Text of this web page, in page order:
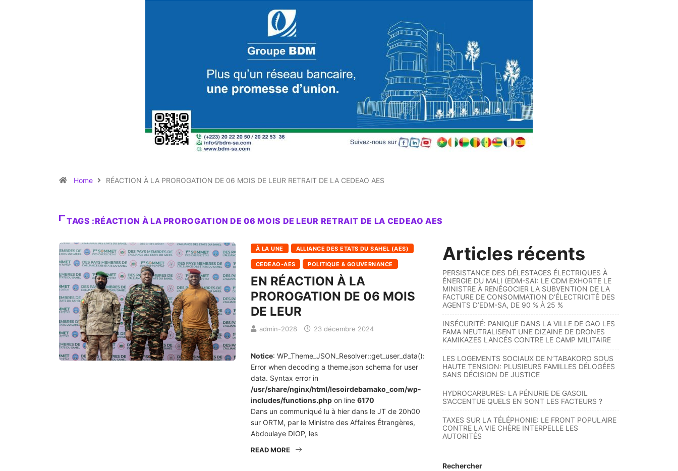
Home RÉACTION À LA PROROGATION DE 06 MOIS DE LEUR RETRAIT DE LA CEDEAO AES
TAGS :RÉACTION À LA PROROGATION DE 06 MOIS DE LEUR RETRAIT DE LA CEDEAO AES
À LA UNE ALLIANCE DES ETATS DU SAHEL (AES)
CEDEAO-AES POLITIQUE & GOUVERNANCE
EN RÉACTION À LA
PROROGATION DE 06 MOIS
DE LEUR
admin-2028 23 décembre 2024
Notice: WP_Theme_JSON_Resolver::get_user_data():
Error when decoding a theme.json schema for user
data. Syntax error in
/usr/share/nginx/html/lesoirdebamako_com/wp-
includes/functions.php on line 6170
Dans un communiqué lu à hier dans le JT de 20h00
sur ORTM, par le Ministre des Affaires Étrangères,
Abdoulaye DIOP, les
READ MORE
Articles récents
PERSISTANCE DES DÉLESTAGES ÉLECTRIQUES À
ÉNERGIE DU MALI (EDM-SA): LE CDM EXHORTE LE
MINISTRE À RENÉGOCIER LA SUBVENTION DE LA
FACTURE DE CONSOMMATION D’ÉLECTRICITÉ DES
AGENTS D’EDM-SA, DE 90 % À 25 %
INSÉCURITÉ: PANIQUE DANS LA VILLE DE GAO LES
FAMA NEUTRALISENT UNE DIZAINE DE DRONES
KAMIKAZES LANCÉS CONTRE LE CAMP MILITAIRE
LES LOGEMENTS SOCIAUX DE N’TABAKORO SOUS
HAUTE TENSION: PLUSIEURS FAMILLES DÉLOGÉES
SANS DÉCISION DE JUSTICE
HYDROCARBURES: LA PÉNURIE DE GASOIL
S’ACCENTUE QUELS EN SONT LES FACTEURS ?
TAXES SUR LA TÉLÉPHONIE: LE FRONT POPULAIRE
CONTRE LA VIE CHÈRE INTERPELLE LES
AUTORITÉS
Rechercher